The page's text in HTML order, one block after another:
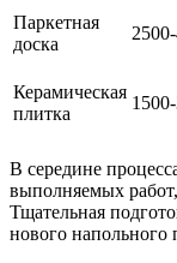
Паркетная
доска
Керамическая
плитка
В середине
выполняемых
Тщательная
нового напольного